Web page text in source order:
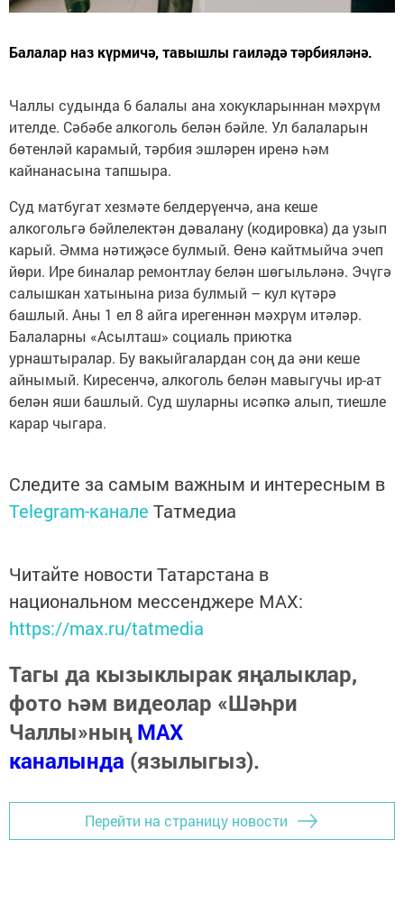
Балалар наз күрмичә, тавышлы гаиләдә тәрбияләнә.
Чаллы судында 6 балалы ана хокукларыннан мәхрүм
ителде. Сәбәбе алкоголь белән бәйле. Ул балаларын
бөтенләй карамый, тәрбия эшләрен иренә һәм
кайнанасына тапшыра.
Суд матбугат хезмәте белдерүенчә, ана кеше
алкогольгә бәйлелектән дәвалану (кодировка) да узып
карый. Әмма нәтиҗәсе булмый. Өенә кайтмыйча эчеп
йөри. Ире биналар ремонтлау белән шөгыльләнә. Эчүгә
салышкан хатынына риза булмый – кул күтәрә
башлый. Аны 1 ел 8 айга ирегеннән мәхрүм итәләр.
Балаларны «Асылташ» социаль приютка
урнаштыралар. Бу вакыйгалардан соң да әни кеше
айнымый. Киресенчә, алкоголь белән мавыгучы ир-ат
белән яши башлый. Суд шуларны исәпкә алып, тиешле
карар чыгара.
Следите за самым важным и интересным в
Telegram-канале Татмедиа
Читайте новости Татарстана в
национальном мессенджере MАХ:
https://max.ru/tatmedia
Тагы да кызыклырак яңалыклар,
фото һәм видеолар «Шәһри
Чаллы»ныңMAX
каналында (язылыгыз).
Перейти на страницу новости